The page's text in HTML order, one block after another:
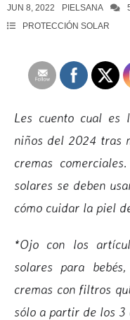
JUN 8, 2022 PIELSANA
PROTECCIÓN SOLAR
Les cuento cual es
niños del 2024 tras
cremas
solares se deben
cómo cuidar la piel
*Ojo con los
solares para
cremas con filtros
sólo a partir de los 3